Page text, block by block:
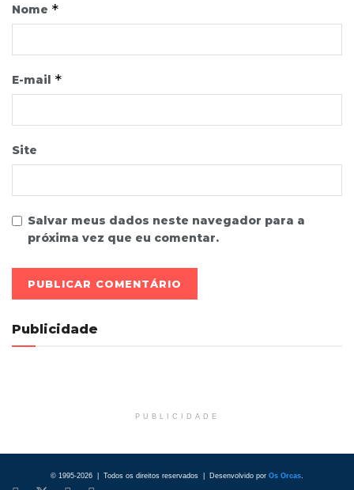
Nome *
E-mail *
Site
Salvar meus dados neste navegador para a
próxima vez que eu comentar.
Publicidade
PUBLICIDADE
© 1995-2026 | Todos os direitos reservados | Desenvolvido por Os Orcas